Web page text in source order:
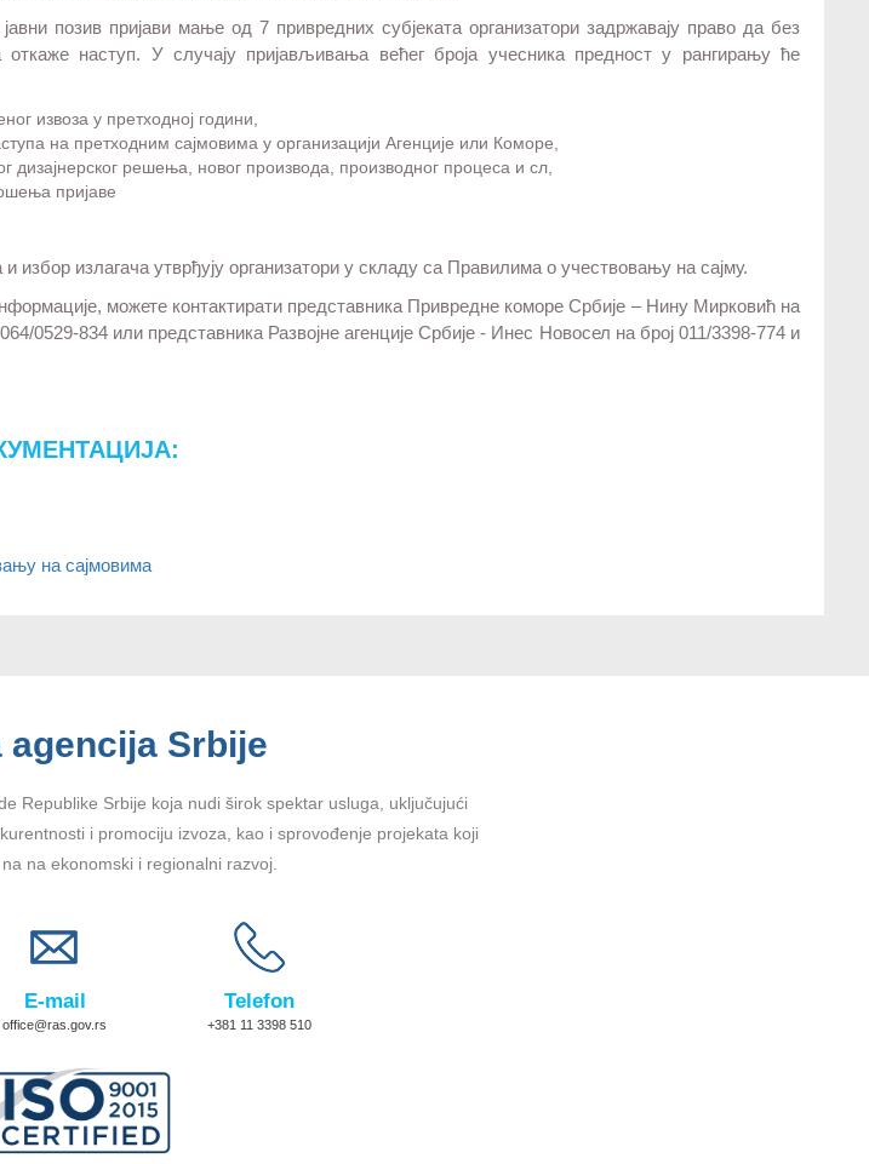
позив пријави мање од 7 привредних субјеката организатори задржавају право да без
откаже наступ. У случају пријављивања већег броја учесника предност у рангирању ће
извоза у претходној години,
на претходним сајмовима у организацији Агенције или Коморе,
дизајнерског решења, новог производа, производног процеса и сл,
пријаве
избор излагача утврђују организатори у складу са Правилима о учествовању на сајму.
можете контактирати представника Привредне коморе Србије – Нину Мирковић на
0529-834 или представника Развојне агенције Србије - Инес Новосел на број 011/3398-774 и
на сајмовима
agencija Srbije
Republike Srbije koja nudi širok spektar usluga, uključujući
i promociju izvoza, kao i sprovođenje projekata koji
na ekonomski i regionalni razvoj.
E-mail
office@ras.gov.rs
Telefon
+381 11 3398 510